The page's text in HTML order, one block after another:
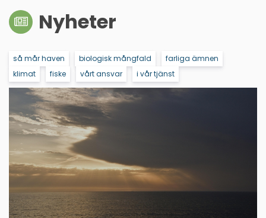
Nyheter
så mår haven biologisk mångfald
farliga ämnen
klimat
fiske vårt ansvar i vår tjänst